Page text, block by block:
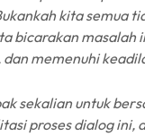
kita semua
bicarakan masalah
memenuhi
sekalian untuk
proses dialog ini,